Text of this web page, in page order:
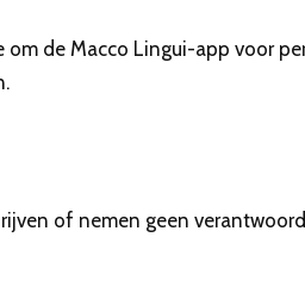
de Macco Lingui-app voor
of nemen geen